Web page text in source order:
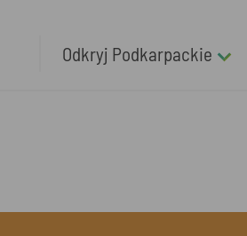
Odkryj Podkarpackie